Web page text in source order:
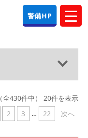
警備HP
（全430件中） 20件を表示
2 3 … 22 次へ